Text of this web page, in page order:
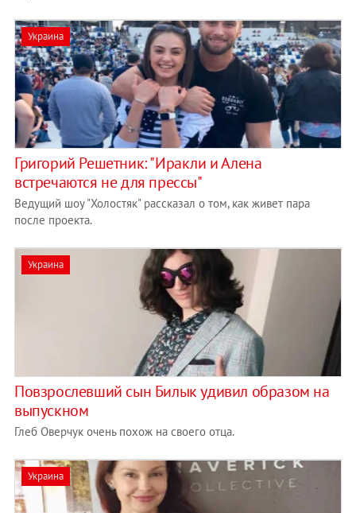
Украина
Григорий Решетник: "Иракли и Алена
встречаются не для прессы"
Ведущий шоу "Холостяк" рассказал о том, как живет пара
после проекта.
Украина
Повзрослевший сын Билык удивил образом на
выпускном
Глеб Оверчук очень похож на своего отца.
Украина